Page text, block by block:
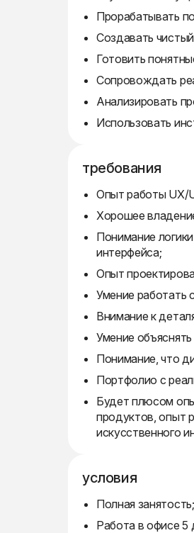
Прорабатывать
Создавать
Готовить
Сопровождать
Анализировать
Использовать
требования
Опыт работы UX/
Хорошее
Понимание
интерфейса;
Опыт
Умение работать
Внимание к
Умение
Понимание, что
Портфолио с
Будет плюсом
продуктов, опыт
искусственного
условия
Полная занятость;
Работа в офисе 5